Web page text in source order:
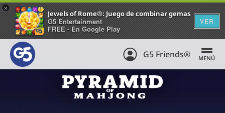
Jewels of Rome®: Juego de combinar gemas
G5 Entertainment
FREE - En Google Play
VER
+
G5 Friends® MENÚ